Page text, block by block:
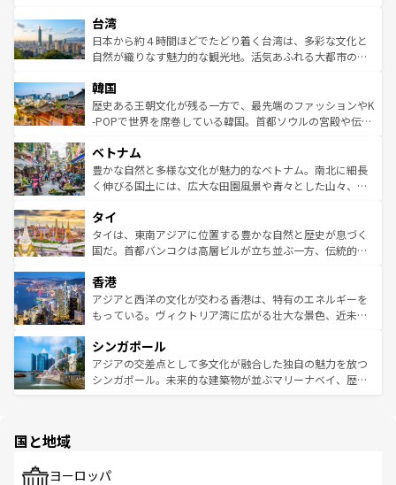
情報は
人々、おいしいローカルフードやハワイアンミュージッ
ク、伝統的なフラダンスなど、すべてがハワイの魅力を彩
っている。訪れるたびに新しい発見と感動が待っているハ
はコンテンツ一覧
リアリーフや大陸中央部にそびえるウルル（エアーズロッ
ク）、タスマニアの美しい原生林やケアンズの熱帯雨林な
ど、見どころがたくさん。また、カフェやワイン、オージ
いる。アクティビティも充実しており、サーフィンやダイ
ビング、ハイキングなど、アウトドア好きにはたまらな
い。オーストラリアの多彩な魅力を存分に味わいつくそ
参照してほしい。
台湾
日本から約４時間ほどでたどり着く台湾は、多彩な文化と
自然が織りなす魅力的な観光地。活気あふれる大都市の台
ン）、静ひつな山岳地帯である台湾東部など、都市の喧騒
と山間の静けさが共存しており、訪れる人に新しい発見と
驚きをもたらしてくれる。また、奥深い台湾の食文化も魅
容にもいいと評判のスイーツなど、バラエティ豊かな料理
が味わえる。 なお、新着の台湾情報は コンテンツ一覧を参
照してほしい。
韓国
歴史ある王朝文化が残る一方で、最先端のファッションやK
-POPで世界を席巻している韓国。首都ソウルの宮殿や伝統
き、地方に足を延ばせば四季折々の自然美を楽しむことが
できる。そして、キムチや焼肉、絶品のストリートフード
まで、さまざまな韓国料理が待っている。夜には、韓国な
リティに包まれながら、韓国の多彩な魅力を心ゆくまで味
わってみてほしい。 なお、新着の韓国情報はコンテンツ一
覧を参照してほしい。
ベトナム
豊かな自然と多様な文化が魅力的なベトナム。南北に細長
く伸びる国土には、広大な田園風景や青々とした山々、世
急速な発展と共に伝統が息づく。ハノイの古い町並みやホ
ーチミン市のフランス統治時代の建物も、独特の雰囲気を
醸し出している。また、バラエティの豊かさとおいしさで
とつ。フォーやバインミー、ベトナムコーヒーなどは、ぜ
ひ現地で味わいたい。どの地域を訪れてもあたたかい人々
が旅行者を迎えてくれるので、きっと忘れられない旅にな
参照してほしい。
タイ
タイは、東南アジアに位置する豊かな自然と歴史が息づく
国だ。首都バンコクは高層ビルが立ち並ぶ一方、伝統的な
の活気が交差している。北部ではチェンマイなどの山岳地
帯で自然と触れ合い、南部ではプーケットやクラビの美し
いビーチでリゾート気分を楽しむことができる。タイ料理
激する。気候は一年中温暖で、どの季節にも異なる楽しみ
が待っている。親しみやすいタイの人々、仏教を中心とし
た文化、そして多様な観光資源が、訪れる旅人を魅了し続
香港
アジアと西洋の文化が交わる香港は、特有のエネルギーを
もっている。ヴィクトリア湾に広がる壮大な景色、近未来
み、どこを訪れても感動するはず。観光スポットが密集し
ており、効率よく見どころを回れるのも魅力。息をのむよ
うな絶景から文化的な体験まで、香港を存分に楽しみ尽く
シンガポール
アジアの交差点として多文化が融合した独自の魅力を放つ
シンガポール。未来的な建築物が並ぶマリーナベイ、歴史
で、ホーカーズは地元の風情を楽しめる外せないスポット
国と地域
ヨーロッパ